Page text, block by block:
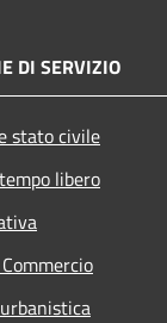
DI SERVIZIO
stato civile
libero